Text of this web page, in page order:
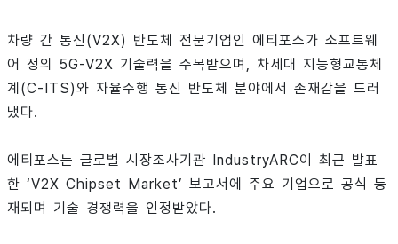
차량 간 통신(V2X) 반도체 전문기업인 에티포스가 소프트웨
어 정의 5G-V2X 기술력을 주목받으며, 차세대 지능형교통체
계(C-ITS)와 자율주행 통신 반도체 분야에서 존재감을 드러
냈다.
에티포스는 글로벌 시장조사기관 IndustryARC이 최근 발표
한 ‘V2X Chipset Market’ 보고서에 주요 기업으로 공식 등
재되며 기술 경쟁력을 인정받았다.